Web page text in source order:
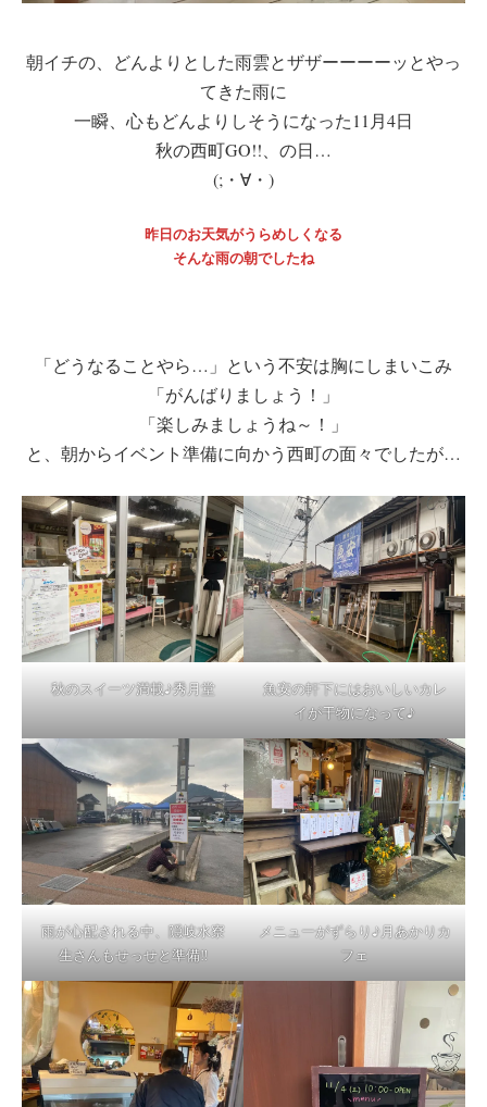
朝イチの、どんよりとした雨雲とザザーーーーッとやっ
てきた雨に
一瞬、心もどんよりしそうになった11月4日
秋の西町GO!!、の日…
(;・∀・)
昨日のお天気がうらめしくなる
そんな雨の朝でしたね
「どうなることやら…」という不安は胸にしまいこみ
「がんばりましょう！」
「楽しみましょうね～！」
と、朝からイベント準備に向かう西町の面々でしたが…
秋のスイーツ満載♪秀月堂
魚安の軒下にはおいしいカレ
イが干物になって♪
雨が心配される中、隠岐水寮
生さんもせっせと準備‼
メニューがずらり♪月あかりカ
フェ